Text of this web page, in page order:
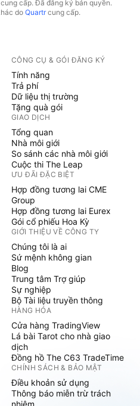
cấp. Đã đăng ký bản quyền.
do Quartrcung cấp.
CÔNG CỤ & GÓI ĐĂNG KÝ
Tính năng
Trả phí
Dữ liệu thị trường
Tặng quà gói
GIAO DỊCH
Tổng quan
Nhà môi giới
So sánh các nhà môi giới
Cuộc thi The Leap
ƯU ĐÃI ĐẶC BIỆT
Hợp đồng tương lai CME
Group
Hợp đồng tương lai Eurex
Gói cổ phiếu Hoa Kỳ
GIỚI THIỆU VỀ CÔNG TY
Chúng tôi là ai
Sứ mệnh không gian
Blog
Trung tâm Trợ giúp
Sự nghiệp
Bộ Tài liệu truyền thông
HÀNG HÓA
Cửa hàng TradingView
Lá bài Tarot cho nhà giao
dịch
Đồng hồ The C63 TradeTime
CHÍNH SÁCH & BẢO MẬT
Điều khoản sử dụng
Thông báo miễn trừ trách
nhiệm